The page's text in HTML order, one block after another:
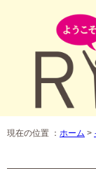
現在の位置 ： ホーム >